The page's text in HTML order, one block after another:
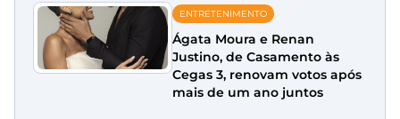
ENTRETENIMENTO
Ágata Moura e Renan
Justino, de Casamento às
Cegas 3, renovam votos após
mais de um ano juntos